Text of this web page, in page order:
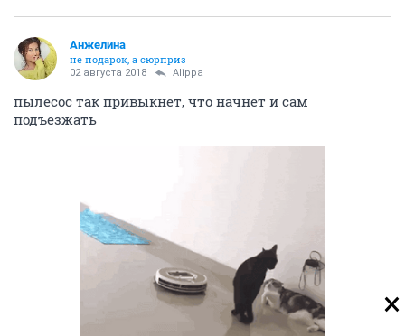
Aнжелина
не подарок, а сюрприз
02 августа 2018 Alippa
пылесос так привыкнет, что начнет и сам
подъезжать